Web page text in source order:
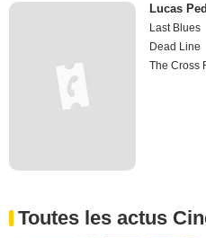
Lucas
Last Blues
Dead Line
The Cross
Toutes les actus